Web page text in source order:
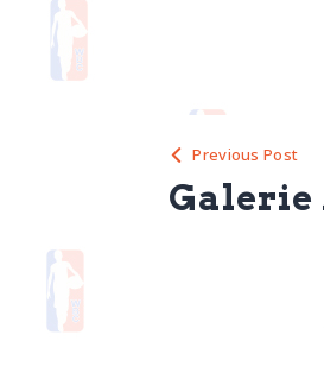
Previous Post
Galerie